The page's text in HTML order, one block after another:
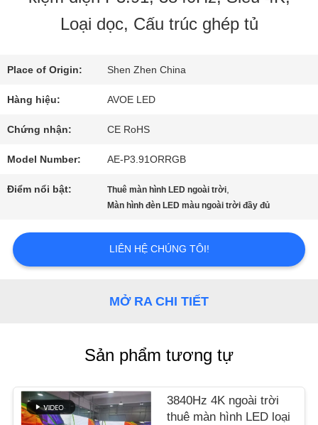
NHÀ
MÁY
KIỂM
SOÁT
CHẤT
LƯỢNG
TÔI
Loại dọc, Cấu trúc ghép tủ
Place of Origin: Shen Zhen China
Hàng hiệu: AVOE LED
Chứng nhận: CE RoHS
Model Number: AE-P3.91ORRGB
Điểm nổi bật: Thuê màn hình LED ngoài trời,
Màn hình đèn LED màu ngoài trời đầy đủ
LIÊN HỆ CHÚNG TÔI!
MỞ RA CHI TIẾT
Sản phẩm tương tự
3840Hz 4K ngoài trời
thuê màn hình LED loại